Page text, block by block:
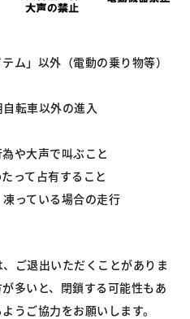
ム」以外（電動の乗り物等）
転車以外の進入
や大声で叫ぶこと
って占有すること
っている場合の走行
ご退出いただくことがありま
多いと、閉鎖する可能性もあ
うご協力をお願いします。